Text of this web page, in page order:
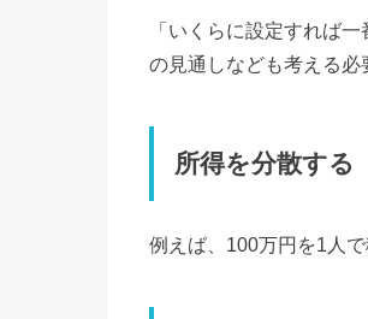
「いくらに設定すれば
の見通しなども考える必
所得を分散する
例えば、100万円を1人